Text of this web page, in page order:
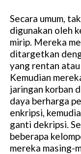
Secara umum,
digunakan oleh
mirip. Mereka
ditargetkan
yang rentan atau
Kemudian
jaringan korban
daya berharga
enkripsi,
ganti dekripsi.
beberapa
mereka masing-